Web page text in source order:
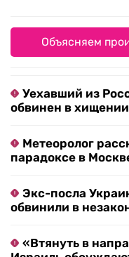
Объясняем
Уехавший из
обвинен в
Метеоролог
парадоксе в
Экс-посла
обвинили в
«Втянуть в